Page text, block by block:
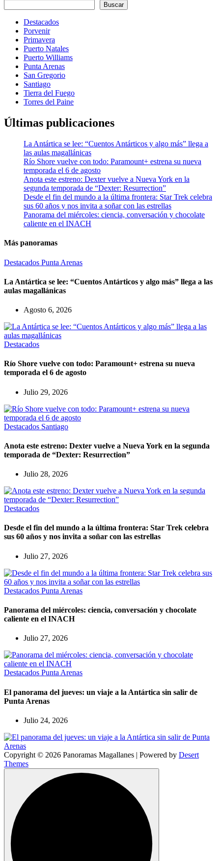
Buscar
Destacados
Porvenir
Primavera
Puerto Natales
Puerto Williams
Punta Arenas
San Gregorio
Santiago
Tierra del Fuego
Torres del Paine
Últimas publicaciones
La Antártica se lee: “Cuentos Antárticos y algo más” llega a
las aulas magallánicas
Río Shore vuelve con todo: Paramount+ estrena su nueva
temporada el 6 de agosto
Anota este estreno: Dexter vuelve a Nueva York en la
segunda temporada de “Dexter: Resurrection”
Desde el fin del mundo a la última frontera: Star Trek celebra
sus 60 años y nos invita a soñar con las estrellas
Panorama del miércoles: ciencia, conversación y chocolate
caliente en el INACH
Más panoramas
Destacados Punta Arenas
La Antártica se lee: “Cuentos Antárticos y algo más” llega a las
aulas magallánicas
Agosto 6, 2026
Destacados
Río Shore vuelve con todo: Paramount+ estrena su nueva
temporada el 6 de agosto
Julio 29, 2026
Destacados Santiago
Anota este estreno: Dexter vuelve a Nueva York en la segunda
temporada de “Dexter: Resurrection”
Julio 28, 2026
Destacados
Desde el fin del mundo a la última frontera: Star Trek celebra
sus 60 años y nos invita a soñar con las estrellas
Julio 27, 2026
Destacados Punta Arenas
Panorama del miércoles: ciencia, conversación y chocolate
caliente en el INACH
Julio 27, 2026
Destacados Punta Arenas
El panorama del jueves: un viaje a la Antártica sin salir de
Punta Arenas
Julio 24, 2026
Copyright © 2026 Panoramas Magallanes | Powered by Desert
Themes